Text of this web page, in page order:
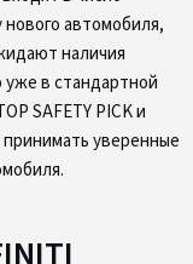
автомобиля,
наличия
в стандартной
SAFETY PICK и
принимать уверенные